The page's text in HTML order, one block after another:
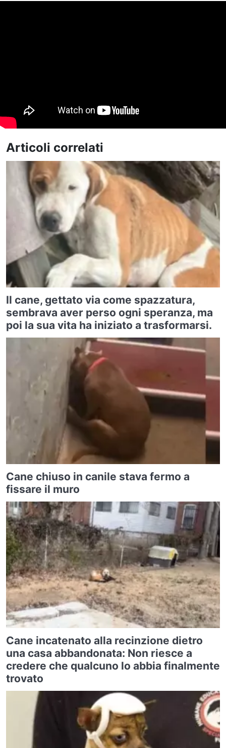
Articoli correlati
Il cane, gettato via come spazzatura,
sembrava aver perso ogni speranza, ma
poi la sua vita ha iniziato a trasformarsi.
Cane chiuso in canile stava fermo a
fissare il muro
Cane incatenato alla recinzione dietro
una casa abbandonata: Non riesce a
credere che qualcuno lo abbia finalmente
trovato